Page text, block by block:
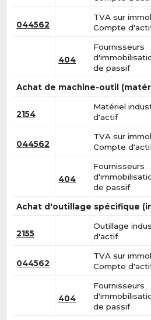
044562
TVA sur
Compte
404
Fournisseurs
de passif
Achat de machine-outil
2154
Matériel
d'actif
044562
TVA sur
Compte
404
Fournisseurs
de passif
Achat d'outillage spécifique
2155
Outillage
d'actif
044562
TVA sur
Compte
404
Fournisseurs
de passif